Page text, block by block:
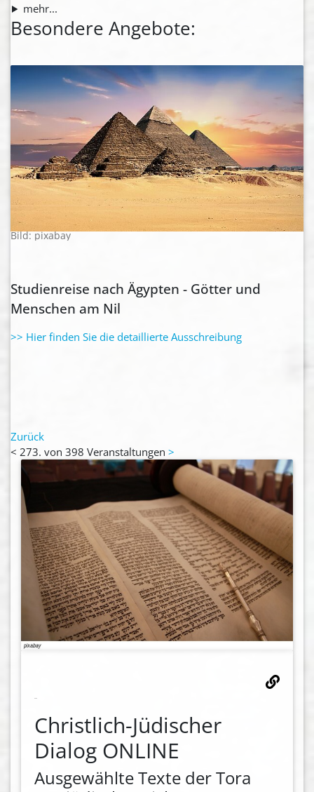
mehr...
Besondere Angebote:
Bild: pixabay
Studienreise nach Ägypten - Götter und
Menschen am Nil
>> Hier finden Sie die detaillierte Ausschreibung
Zurück
< 273. von 398 Veranstaltungen >
Christlich-Jüdischer
Dialog ONLINE
Ausgewählte Texte der Tora